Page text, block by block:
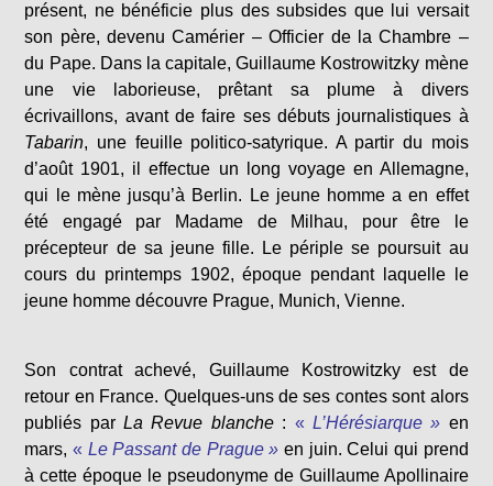
présent, ne bénéficie plus des subsides que lui versait
son père, devenu Camérier – Officier de la Chambre –
du Pape. Dans la capitale, Guillaume Kostrowitzky mène
une vie laborieuse, prêtant sa plume à divers
écrivaillons, avant de faire ses débuts journalistiques à
Tabarin, une feuille politico-satyrique. A partir du mois
d’août 1901, il effectue un long voyage en Allemagne,
qui le mène jusqu’à Berlin. Le jeune homme a en effet
été engagé par Madame de Milhau, pour être le
précepteur de sa jeune fille. Le périple se poursuit au
cours du printemps 1902, époque pendant laquelle le
jeune homme découvre Prague, Munich, Vienne.
Son contrat achevé, Guillaume Kostrowitzky est de
retour en France. Quelques-uns de ses contes sont alors
publiés parLa Revue blanche: « L’Hérésiarque » en
mars, « Le Passant de Prague » en juin. Celui qui prend
à cette époque le pseudonyme de Guillaume Apollinaire